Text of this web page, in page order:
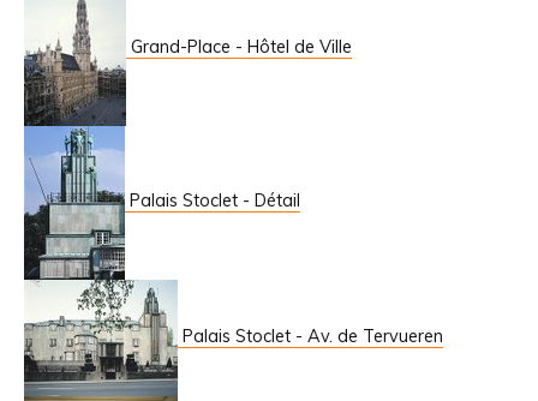
Grand-Place - Hôtel de Ville
Palais Stoclet - Détail
Palais Stoclet - Av. de Tervueren